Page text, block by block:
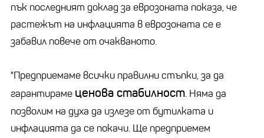
пък последният доклад за еврозоната показа, че
растежът на инфлацията в еврозоната се е
забавил повече от очакваното.
"Предприемаме всички правилни стъпки, за да
гарантираме ценова стабилност. Няма да
позволим на духа да излезе от бутилката и
инфлацията да се покачи. Ще предприемем